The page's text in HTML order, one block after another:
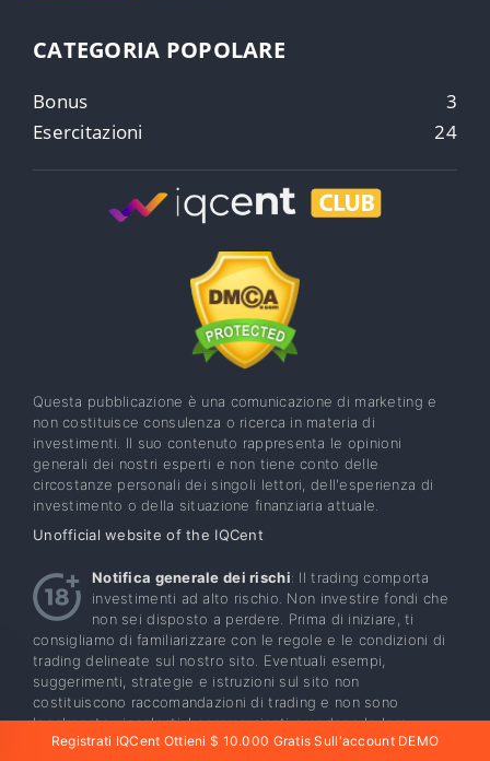
CATEGORIA POPOLARE
Bonus
3
Esercitazioni
24
Questa pubblicazione è una comunicazione di marketing e
non costituisce consulenza o ricerca in materia di
investimenti. Il suo contenuto rappresenta le opinioni
generali dei nostri esperti e non tiene conto delle
circostanze personali dei singoli lettori, dell'esperienza di
investimento o della situazione finanziaria attuale.
Unofficial website of the IQCent
Notifica generale dei rischi: Il trading comporta
investimenti ad alto rischio. Non investire fondi che
non sei disposto a perdere. Prima di iniziare, ti
consigliamo di familiarizzare con le regole e le condizioni di
trading delineate sul nostro sito. Eventuali esempi,
suggerimenti, strategie e istruzioni sul sito non
costituiscono raccomandazioni di trading e non sono
legalmente vincolanti. I commercianti prendono le loro
decisioni in modo indipendente e questa azienda non se ne
Registrati IQCent Ottieni $ 10.000 Gratis Sull'account DEMO